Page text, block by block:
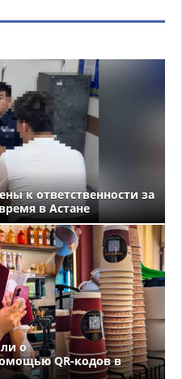
к ответственности за
в Астане
о
QR-кодов в